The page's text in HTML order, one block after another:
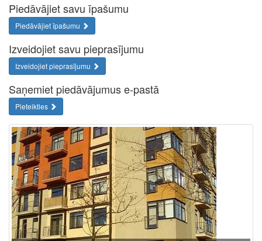
Piedāvājiet savu īpašumu
Piedāvājiet īpašumu
Izveidojiet savu pieprasījumu
Izveidojiet pieprasījumu
Saņemiet piedāvājumus e-pastā
Pieteikties